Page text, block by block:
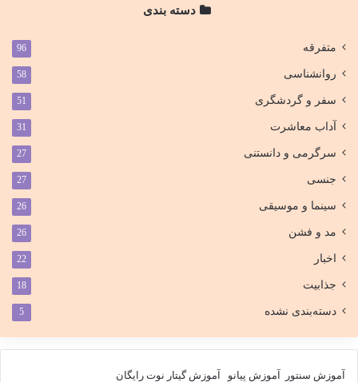
دسته بندی
متفرقه 96
روانشناسی 58
سفر و گردشگری 51
آداب معاشرت 31
سرگرمی و دانستنی 27
جنسی 27
سینما و موسیقی 26
مد و فشن 26
اخبار 22
جذابیت 18
دسته‌بندی نشده 5
آموزش سنتور آموزش پیانو آموزش گیتار نوت رایگان